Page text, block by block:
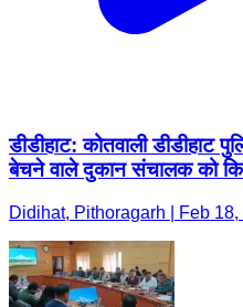
डीडीहाट: कोतवाली
बेचने वाले दुकान संचालक को
Didihat, Pithoragarh | Feb 18,